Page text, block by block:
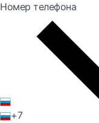
Номер телефона
+7